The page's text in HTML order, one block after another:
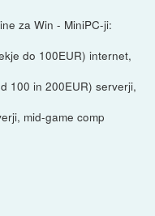
za Win - MiniPC-ji:
do 100EUR) internet,
100 in 200EUR) serverji,
mid-game comp